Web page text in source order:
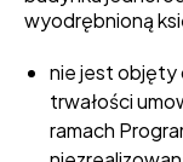
wyodrębnioną
nie jest objęty
trwałości
ramach